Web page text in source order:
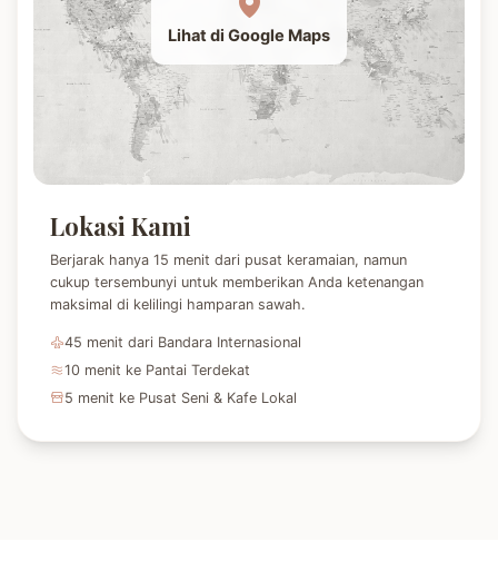
Lihat di Google Maps
Lokasi Kami
Berjarak hanya 15 menit dari pusat keramaian, namun
cukup tersembunyi untuk memberikan Anda ketenangan
maksimal di kelilingi hamparan sawah.
45 menit dari Bandara Internasional
10 menit ke Pantai Terdekat
5 menit ke Pusat Seni & Kafe Lokal